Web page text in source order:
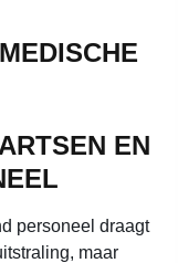
EN
personeel draagt
maar